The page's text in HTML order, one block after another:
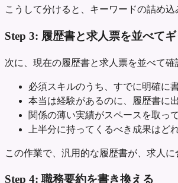
こうして分けると、キーワードの詰め
Step 3: 履歴書と求人票を並べて
次に、現在の履歴書と求人票を並べて確
必須スキルのうち、すでに明確に
本当は経験があるのに、履歴書に
関係の薄い実績がスペースを取っ
上半分に持ってくるべき成果はど
この作業で、汎用的な履歴書が、求人
Step 4: 職務要約を書き換える